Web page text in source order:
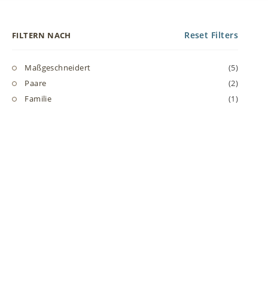
FILTERN NACH Reset Filters
Maßgeschneidert
(5)
Paare
(2)
Familie
(1)